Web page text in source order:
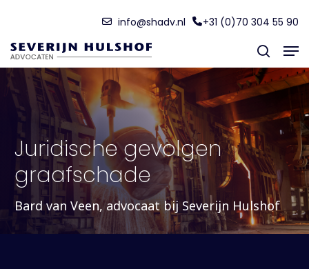
main
content
info@shadv.nl +31 (0)70 304 55 90
search
Juridische gevolgen
graafschade
Bard van Veen, advocaat bij Severijn Hulshof